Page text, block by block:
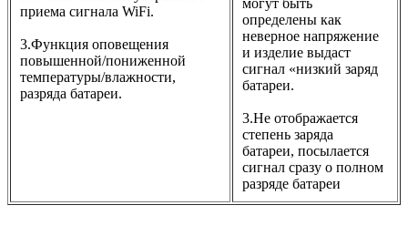
приема сигнала WiFi.
3.Функция оповещения
повышенной/пониженной
температуры/влажности,
разряда батареи.
могут быть
определены как
неверное напряжение
и изделие выдаст
сигнал «низкий заряд
батареи.
3.Не отображается
степень заряда
батареи, посылается
сигнал сразу о полном
разряде батареи